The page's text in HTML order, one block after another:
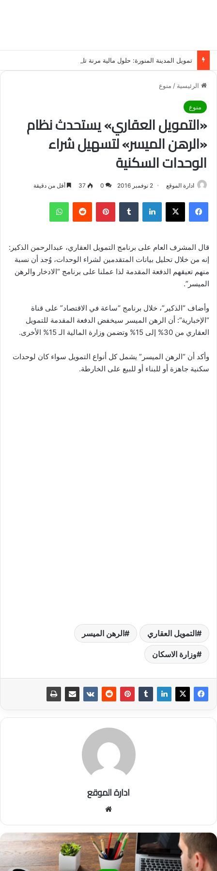
الرئيسية / منوع
منوع
«التمويل العقاري» يستحدث نظام
«الرهن الميسر» لتسهيل شراء
الوحدات السكنية
ادارة الموقع 2 نوفمبر 2016 0
37 أقل من دقيقة
فيسبوك لينكدإن بينتيريست
قال المشرف العام على برنامج التمويل العقاري، عبدالرحمن الذكير:
إنه من خلال تحليل بيانات المتقدمين لشراء الوحدات، وُجد أن نسبة
منهم تعيقهم الدفعة المقدمة لذا عملنا على برنامج “الادخار والرهن
الميسر”.
وأضاف “الذكير”، خلال برنامج “ساعة في الاقتصاد” على قناة
“الإخبارية”: أن الرهن الميسر سيخفض الدفعة المقدمة للتمويل
العقاري من 30% إلى 15% وتضمن وزارة المالية الـ 15% الأخرى.
وأكد أن “الرهن الميسر” يشمل كل أنواع التمويل سواء كان لوحدات
سكنية جاهزة أو للبناء أو للبيع على الخارطة.
التمويل العقاري الرهن الميسر
وزارة الاسكان
ادارة الموقع
الوي
ب